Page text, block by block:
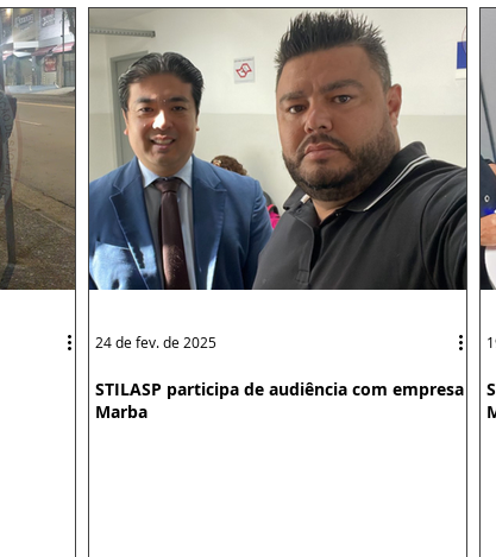
STILASP participa de audiência com empresa
Marba
24 de fev. de 2025